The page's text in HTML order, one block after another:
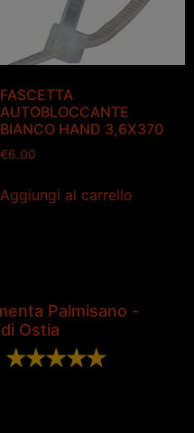
FASCETTA
AUTOBLOCCANTE
BIANCO HAND 3,6X370
€6.00
Aggiungi al carrello
Palmisano -
Ostia